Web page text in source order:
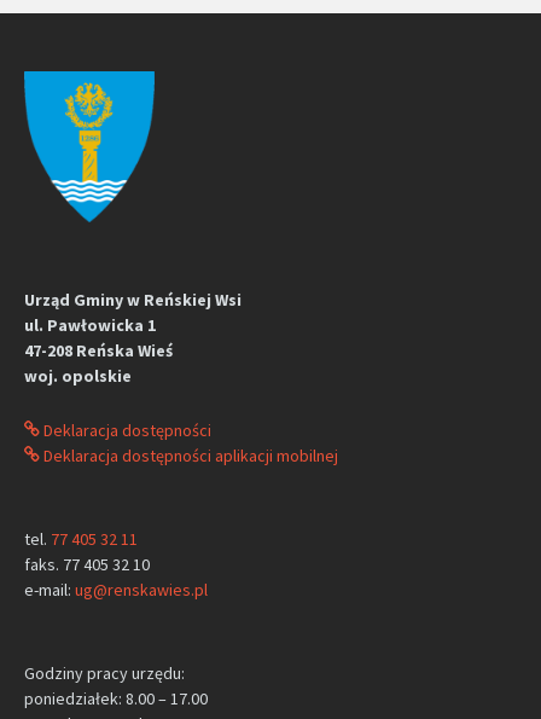
Urząd Gminy w Reńskiej Wsi
ul. Pawłowicka 1
47-208 Reńska Wieś
woj. opolskie
Deklaracja dostępności
Deklaracja dostępności aplikacji mobilnej
tel. 77 405 32 11
faks. 77 405 32 10
e-mail: ug@renskawies.pl
Godziny pracy urzędu:
poniedziałek: 8.00 – 17.00